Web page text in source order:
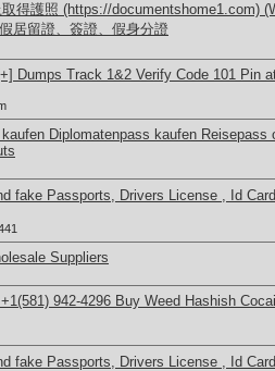
得護照 (https://documentshome1.com)
居留證、簽證、假身分證
Dumps Track 1&2 Verify Code 101 Pin
Diplomatenpass kaufen Reisepass
fake Passports, Drivers License , Id
Suppliers
942-4296 Buy Weed Hashish
fake Passports, Drivers License , Id